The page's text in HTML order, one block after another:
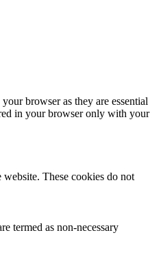
browser as they are essential
in your browser only with your
These cookies do not
termed as non-necessary